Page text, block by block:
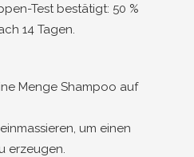
Test bestätigt: 50 %
14 Tagen.
Menge Shampoo auf
um einen
erzeugen.